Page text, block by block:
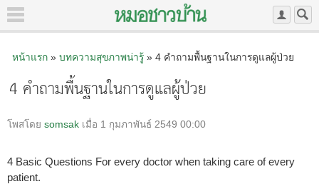
หน้าแรก» บทความสุขภาพน่ารู้» 4 คำถามพื้นฐานในการดูแลผู้ป่วย
4 คำถามพื้นฐานในการดูแลผู้ป่วย
โพสโดย somsak เมื่อ 1 กุมภาพันธ์ 2549 00:00
4 Basic Questions For every doctor when taking care of every
patient.